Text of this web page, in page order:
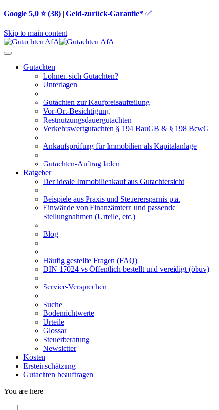
Google 5,0 ⭐ (38) | Geld-zurück-Garantie* ✅
Skip to main content
Gutachten
Lohnen sich Gutachten?
Unterlagen
Gutachten zur Kaufpreisaufteilung
Vor-Ort-Besichtigung
Restnutzungsdauergutachten
Verkehrswertgutachten § 194 BauGB & § 198 BewG
Ankaufsprüfung für Immobilien als Kapitalanlage
Gutachten-Auftrag laden
Ratgeber
Der ideale Immobilienkauf aus Gutachtersicht
Beispiele aus Praxis und Steuerersparnis p.a.
Einwände von Finanzämtern und passende
Stellungnahmen (Urteile, etc.)
Blog
Häufig gestellte Fragen (FAQ)
DIN 17024 vs Öffentlich bestellt und vereidigt (öbuv)
Service-Versprechen
Suche
Bodenrichtwerte
Urteile
Glossar
Steuerberatung
Newsletter
Kosten
Ersteinschätzung
Gutachten beauftragen
You are here: